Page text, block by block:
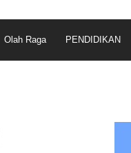
Olah Raga PENDIDIKAN